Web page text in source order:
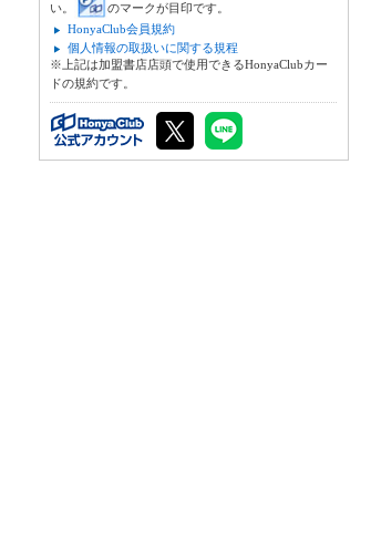
い。
のマークが目印です。
HonyaClub会員規約
個人情報の取扱いに関する規程
※上記は加盟書店店頭で使用できるHonyaClubカー
ドの規約です。